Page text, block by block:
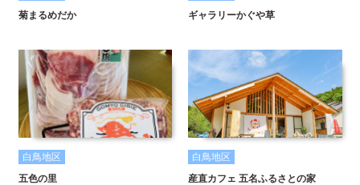
菊まるめだか
ギャラリーかぐや草
白鳥地区
五色の里
白鳥地区
産直カフェ 五名ふるさとの家